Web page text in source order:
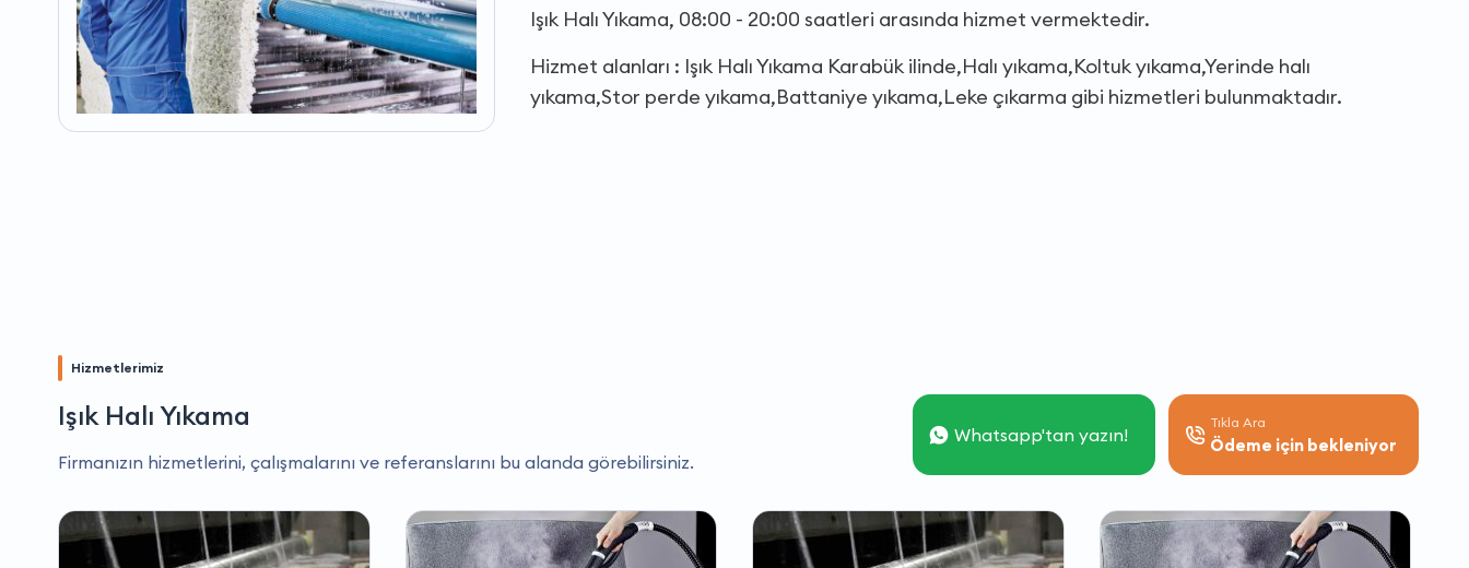
Işık Halı Yıkama, 08:00 - 20:00 saatleri arasında hizmet vermektedir.
Hizmet alanları : Işık Halı Yıkama Karabük ilinde,Halı yıkama,Koltuk yıkama,Yerinde halı
yıkama,Stor perde yıkama,Battaniye yıkama,Leke çıkarma gibi hizmetleri bulunmaktadır.
Hizmetlerimiz
Işık Halı Yıkama
Firmanızın hizmetlerini, çalışmalarını ve referanslarını bu alanda görebilirsiniz.
Whatsapp'tan yazın!
Tıkla Ara
Ödeme için bekleniyor